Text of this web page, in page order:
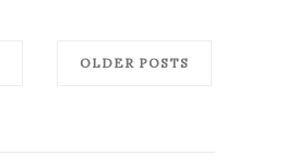
OLDER POSTS